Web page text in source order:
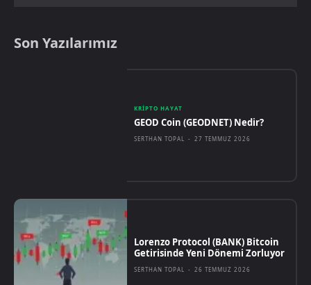
Son Yazılarımız
KRIPTO HAYAT
GEOD Coin (GEODNET) Nedir?
SERTHAN TOPAL - 27 TEMMUZ 2026
Lorenzo Protocol (BANK) Bitcoin
Getirisinde Yeni Dönemi Zorluyor
SERTHAN TOPAL - 26 TEMMUZ 2026